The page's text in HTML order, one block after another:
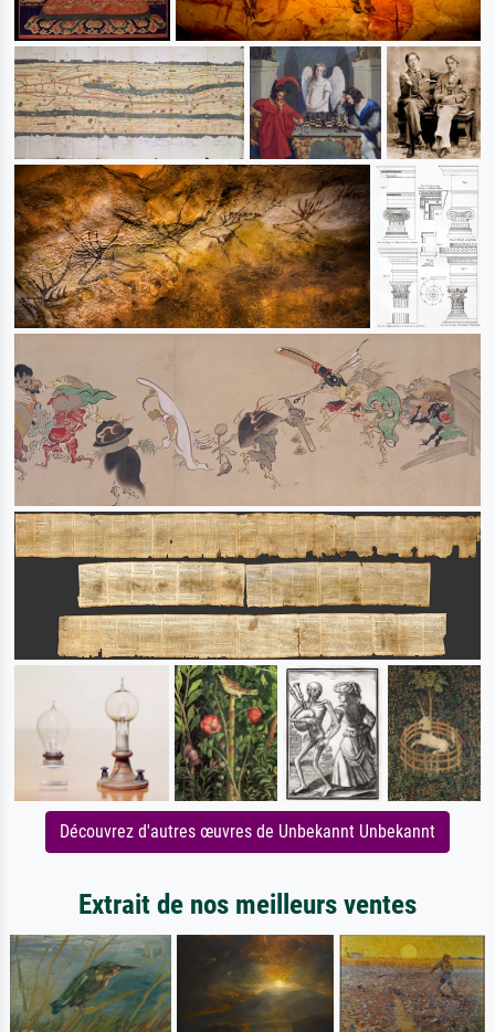
Découvrez d'autres œuvres de Unbekannt Unbekannt
Extrait de nos meilleurs ventes